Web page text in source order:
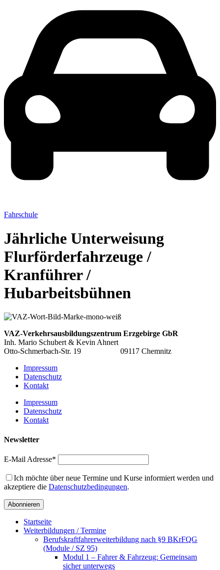
Fahrschule
Jährliche Unterweisung
Flurförderfahrzeuge /
Kranführer /
Hubarbeitsbühnen
VAZ-Verkehrsausbildungszentrum Erzgebirge GbR
Inh. Mario Schubert & Kevin Ahnert
Otto-Schmerbach-Str. 19 09117 Chemnitz
Impressum
Datenschutz
Kontakt
Impressum
Datenschutz
Kontakt
Newsletter
E-Mail Adresse*
Ich möchte über neue Termine und Kurse informiert werden und
akzeptiere die Datenschutzbedingungen.
Startseite
Weiterbildungen / Termine
Berufskraftfahrer­weiterbildung nach §9 BKrFQG
(Module / SZ 95)
Modul 1 – Fahrer & Fahrzeug: Gemeinsam
sicher unterwegs